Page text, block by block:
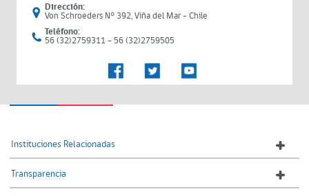
Dirección:
Von Schroeders N° 392, Viña del Mar - Chile
Teléfono:
56 (32)2759311 - 56 (32)2759505
Instituciones Relacionadas
Transparencia